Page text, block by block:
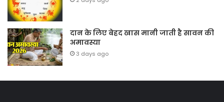
दान के लिए बेहद खास मानी जाती है सावन की
अमावस्या
3 days ago